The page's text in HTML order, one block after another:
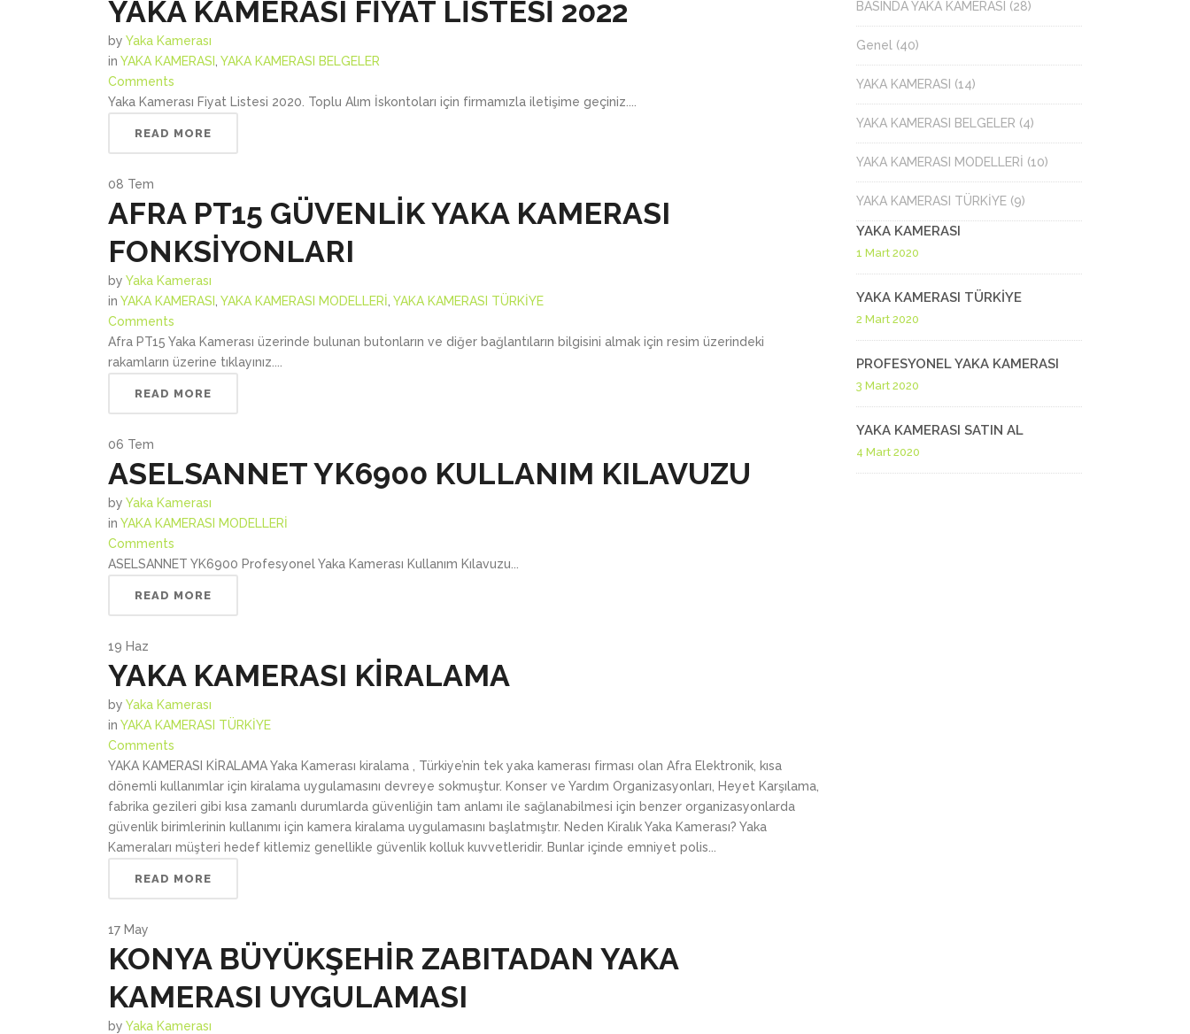
GARDİYAN YAKA KAMERASI
BELEDİYE YAKA KAMERASI
İTFAİYE YAKA KAMERASI
GÜVENLİK YAKA KAMERASI
ÖZEL GÜVENLİK YAKA KAMERASI
DENETLEME YAKA KAMERASI
GÜVENLİK YAKA KAMERASI
ÖZEL GÜVENLİK YAKA KAMERASI
DENETLEME YAKA KAMERASI
YAKA KAMERASI FİYAT LİSTESİ 2022
by Yaka Kamerası
in YAKA KAMERASI
YAKA KAMERASI BELGELER
Comments
Yaka Kamerası Fiyat Listesi 2020. Toplu Alım İskontoları için firmamızla iletişime geçiniz....
READ MORE
08 Tem
AFRA PT15 GÜVENLİK YAKA KAMERASI
FONKSİYONLARI
by Yaka Kamerası
in YAKA KAMERASI YAKA KAMERASI MODELLERİ YAKA KAMERASI TÜRKİYE
Comments
Afra PT15 Yaka Kamerası üzerinde bulunan butonların ve diğer bağlantıların bilgisini almak için resim üzerindeki
rakamların üzerine tıklayınız....
READ MORE
06 Tem
ASELSANNET YK6900 KULLANIM KILAVUZU
by Yaka Kamerası
in YAKA KAMERASI MODELLERİ
Comments
ASELSANNET YK6900 Profesyonel Yaka Kamerası Kullanım Kılavuzu...
READ MORE
19 Haz
YAKA KAMERASI KİRALAMA
by Yaka Kamerası
in YAKA KAMERASI TÜRKİYE
Comments
YAKA KAMERASI KİRALAMA Yaka Kamerası kiralama , Türkiye’nin tek yaka kamerası firması olan Afra Elektronik, kısa
dönemli kullanımlar için kiralama uygulamasını devreye sokmuştur. Konser ve Yardım Organizasyonları, Heyet Karşılama,
fabrika gezileri gibi kısa zamanlı durumlarda güvenliğin tam anlamı ile sağlanabilmesi için benzer organizasyonlarda
güvenlik birimlerinin kullanımı için kamera kiralama uygulamasını başlatmıştır. Neden Kiralık Yaka Kamerası? Yaka
Kameraları müşteri hedef kitlemiz genellikle güvenlik kolluk kuvvetleridir. Bunlar içinde emniyet polis...
READ MORE
17 May
KONYA BÜYÜKŞEHİR ZABITADAN YAKA
KAMERASI UYGULAMASI
by Yaka Kamerası
BASINDA YAKA KAMERASI (28)
Genel (40)
YAKA KAMERASI (14)
YAKA KAMERASI BELGELER (4)
YAKA KAMERASI MODELLERİ (10)
YAKA KAMERASI TÜRKİYE (9)
YAKA KAMERASI
1 Mart 2020
YAKA KAMERASI TÜRKİYE
2 Mart 2020
PROFESYONEL YAKA KAMERASI
3 Mart 2020
YAKA KAMERASI SATIN AL
4 Mart 2020